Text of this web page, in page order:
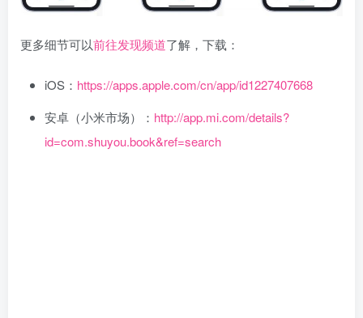
更多细节可以前往发现频道了解，下载：
iOS： https://apps.apple.com/cn/app/id1227407668
安卓（小米市场）： http://app.mi.com/details?
id=com.shuyou.book&ref=search